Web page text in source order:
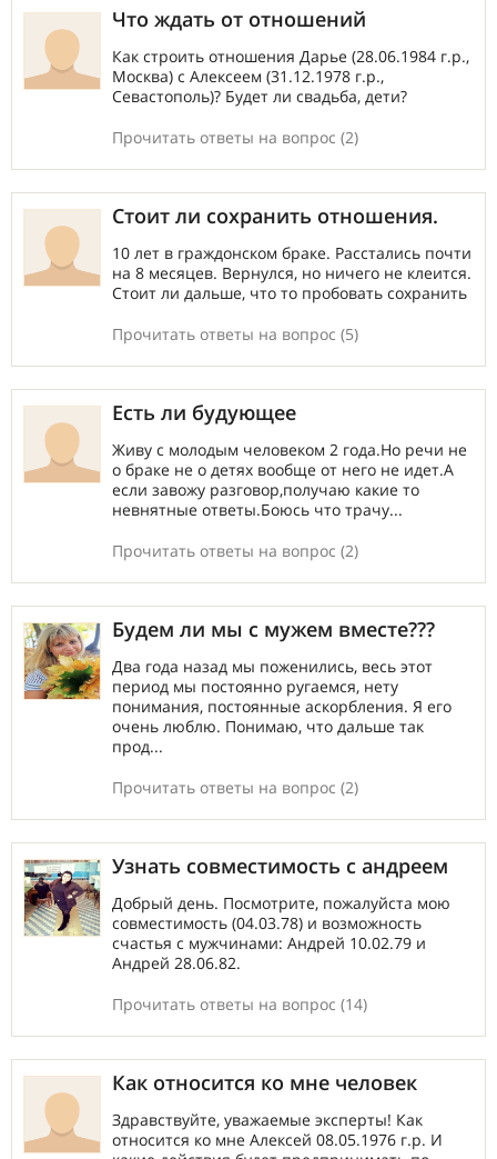
Что ждать от отношений
Как строить отношения Дарье (28.06.1984 г.р.,
Москва) с Алексеем (31.12.1978 г.р.,
Севастополь)? Будет ли свадьба, дети?
Прочитать ответы на вопрос (2)
Стоит ли сохранить отношения.
10 лет в граждонском браке. Расстались почти
на 8 месяцев. Вернулся, но ничего не клеится.
Стоит ли дальше, что то пробовать сохранить
Прочитать ответы на вопрос (5)
Есть ли будующее
Живу с молодым человеком 2 года.Но речи не
о браке не о детях вообще от него не идет.А
если завожу разговор,получаю какие то
невнятные ответы.Боюсь что трачу...
Прочитать ответы на вопрос (2)
Будем ли мы с мужем вместе???
Два года назад мы поженились, весь этот
период мы постоянно ругаемся, нету
понимания, постоянные аскорбления. Я его
очень люблю. Понимаю, что дальше так
прод...
Прочитать ответы на вопрос (2)
Узнать совместимость с андреем
Добрый день. Посмотрите, пожалуйста мою
совместимость (04.03.78) и возможность
счастья с мужчинами: Андрей 10.02.79 и
Андрей 28.06.82.
Прочитать ответы на вопрос (14)
Как относится ко мне человек
Здравствуйте, уважаемые эксперты! Как
относится ко мне Алексей 08.05.1976 г.р. И